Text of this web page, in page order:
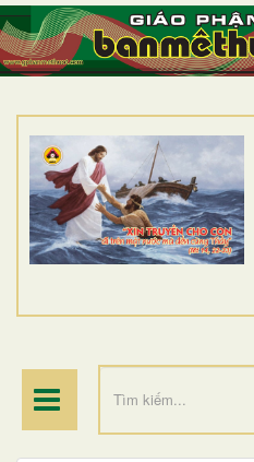
TRANG NHẤT
GIỚI THIỆU
DÒNG TU
BAN MỤC VỤ
ĐOÀN THỂ CG
ĐIỂM HÀNH HƯƠNG